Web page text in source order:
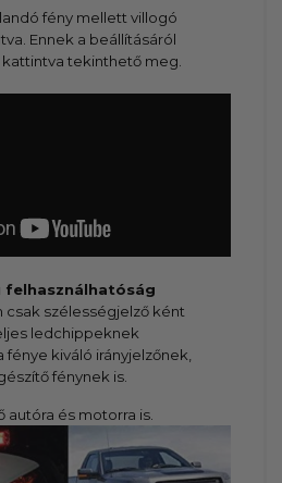
fény mellett villogó
Ennek a beállításáról
tekinthető meg.
felhasználhatóság
csak szélességjelző ként
ledchippeknek
kiváló irányjelzőnek,
fénynek is.
autóra és motorra is.